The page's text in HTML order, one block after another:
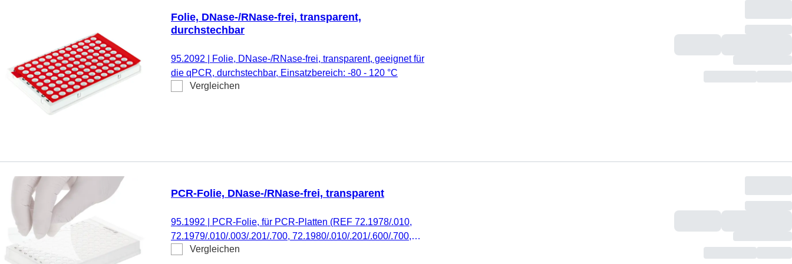
Folie, DNase-/RNase-frei, transparent,
durchstechbar
95.2092
Folie, DNase-/RNase-frei, transparent, geeignet für
die qPCR, durchstechbar, Einsatzbereich: -80 - 120 °C
Vergleichen
PCR-Folie, DNase-/RNase-frei, transparent
95.1992
PCR-Folie, für PCR-Platten (REF 72.1978/.010,
72.1979/.010/.003/.201/.700, 72.1980/.010/.201/.600/.700,
72.1981/.010) & PCR-Ketten (REF 72.985.002/.092/.992),
Vergleichen